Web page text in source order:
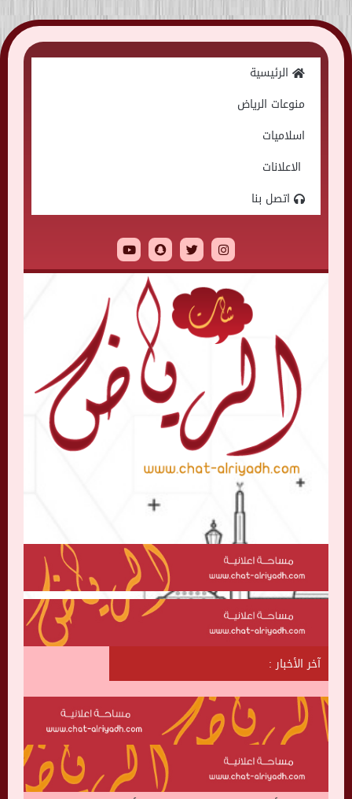
Skip
to
الرئيسية
منوعات الرياض
اسلاميات
الاعلانات
اتصل بنا
آخر الأخبار :